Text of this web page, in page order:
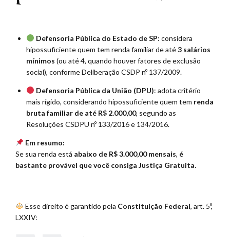
Defensoria Pública do Estado de SP: considera
hipossuficiente quem tem renda familiar de até3 salários
mínimos (ou até 4, quando houver fatores de exclusão
social), conforme Deliberação CSDP nº 137/2009.
Defensoria Pública da União (DPU): adota critério
mais rígido, considerando hipossuficiente quem tem renda
bruta familiar de até R$ 2.000,00, segundo as
Resoluções CSDPU nº 133/2016 e 134/2016.
Em resumo:
Se sua renda está abaixo de R$ 3.000,00 mensais, é
bastante provável que você consiga Justiça Gratuita.
Esse direito é garantido pela Constituição Federal, art. 5º,
LXXIV: